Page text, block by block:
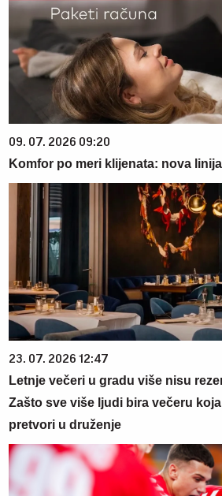
09. 07. 2026 09:20
Komfor po meri klijenata: nova
23. 07. 2026 12:47
Letnje večeri u gradu više nisu
Zašto sve više ljudi bira večeru
pretvori u druženje